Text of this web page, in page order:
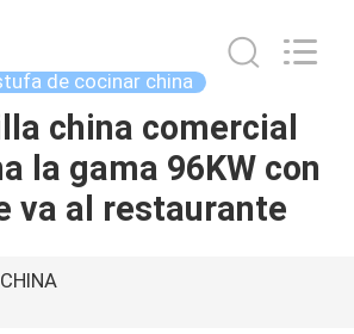
de cocinar china
china comercial
la gama 96KW con
va al restaurante
CHINA